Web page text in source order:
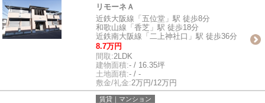
リモーネＡ
近鉄大阪線「五位堂」駅 徒歩8分
和歌山線「香芝」駅 徒歩18分
近鉄南大阪線「二上神社口」駅 徒歩36分
8.7万円
間取:2LDK
建物面積:- / 16.35坪
土地面積:- / -
敷金/礼金:2万円/12万円
賃貸｜マンション